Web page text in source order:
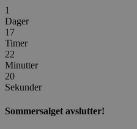
1
Dager
17
Timer
22
Minutter
20
Sekunder
Sommersalget avslutter!